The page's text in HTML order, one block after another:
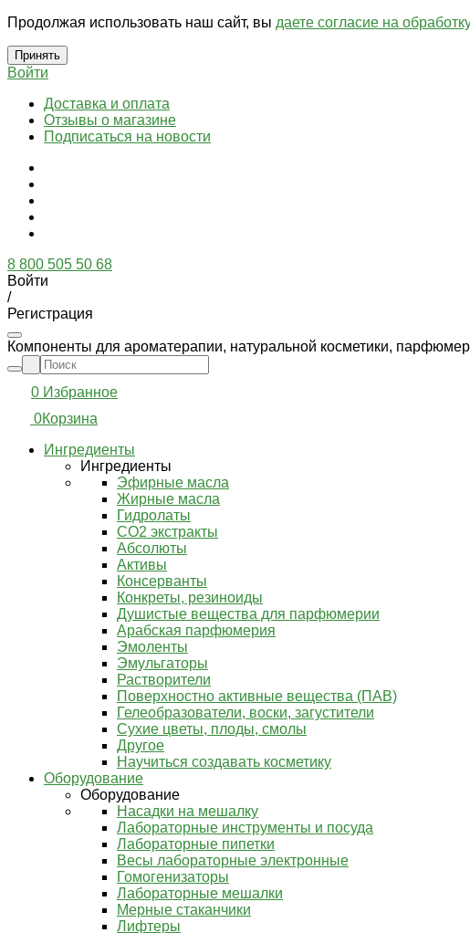
Продолжая использовать наш сайт, вы даете согласие на
Принять
Войти
Доставка и оплата
Отзывы о магазине
Подписаться на новости
8 800 505 50 68
Войти
/
Регистрация
Компоненты для ароматерапии, натуральной косметики,
0 Избранное
0Корзина
Ингредиенты
Ингредиенты
Эфирные масла
Жирные масла
Гидролаты
СО2 экстракты
Абсолюты
Активы
Консерванты
Конкреты, резиноиды
Душистые вещества для парфюмерии
Арабская парфюмерия
Эмоленты
Эмульгаторы
Растворители
Поверхностно активные вещества (ПАВ)
Гелеобразователи, воски, загустители
Сухие цветы, плоды, смолы
Другое
Научиться создавать косметику
Оборудование
Оборудование
Насадки на мешалку
Лабораторные инструменты и посуда
Лабораторные пипетки
Весы лабораторные электронные
Гомогенизаторы
Лабораторные мешалки
Мерные стаканчики
Лифтеры